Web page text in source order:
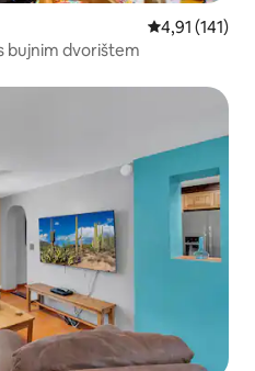
Prosječna
4,91 (141)
bujnim dvorištem